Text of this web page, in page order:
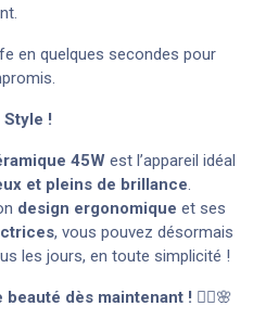
en quelques secondes pour
Style !
45W est l’appareil idéal
et pleins de brillance.
design ergonomique et ses
, vous pouvez désormais
les jours, en toute simplicité !
dès maintenant ! 💁‍♀️🌸